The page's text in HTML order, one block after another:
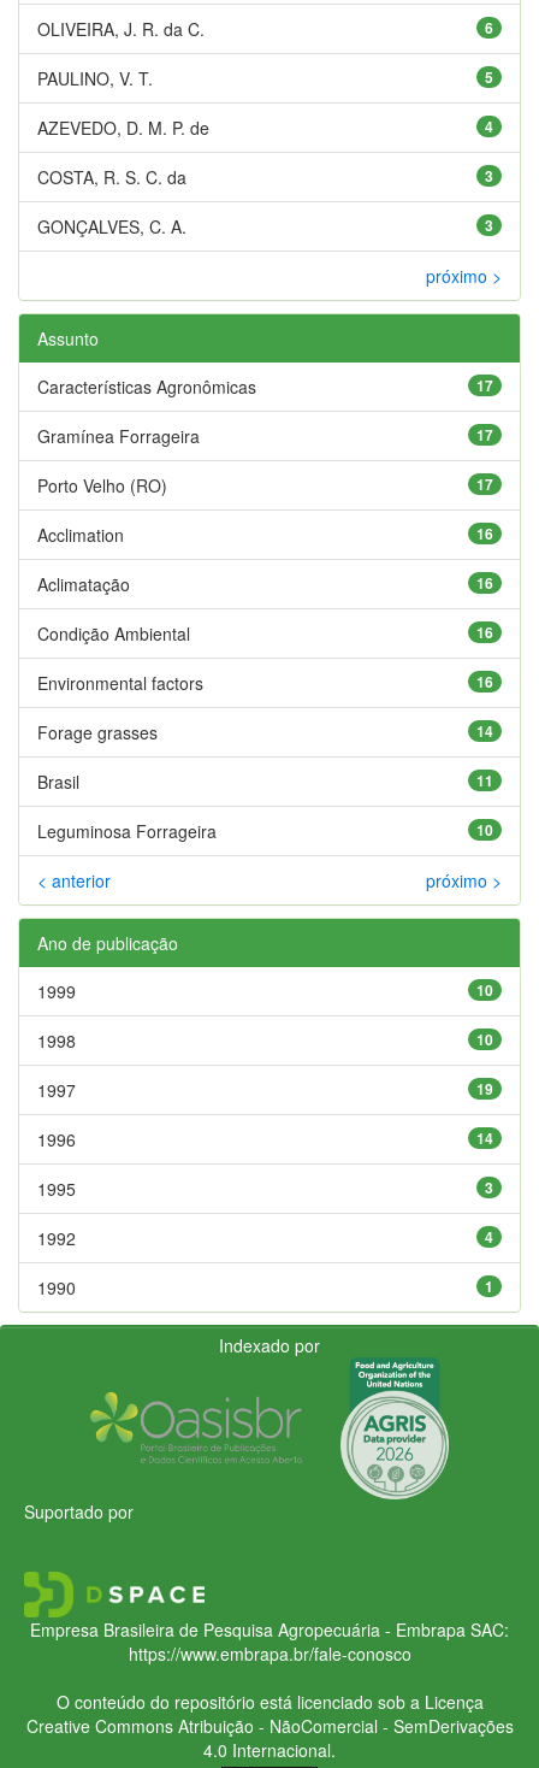
6
OLIVEIRA, J. R. da C.
5
PAULINO, V. T.
4
AZEVEDO, D. M. P. de
3
COSTA, R. S. C. da
3
GONÇALVES, C. A.
próximo >
Assunto
17
Características Agronômicas
17
Gramínea Forrageira
17
Porto Velho (RO)
16
Acclimation
16
Aclimatação
16
Condição Ambiental
16
Environmental factors
14
Forage grasses
11
Brasil
10
Leguminosa Forrageira
< anterior próximo >
Ano de publicação
10
1999
10
1998
19
1997
14
1996
3
1995
4
1992
1
1990
Indexado por
Suportado por
Empresa Brasileira de Pesquisa Agropecuária - Embrapa SAC:
https://www.embrapa.br/fale-conosco
O conteúdo do repositório está licenciado sob a Licença
Creative CommonsAtribuição - NãoComercial - SemDerivações
4.0 Internacional.